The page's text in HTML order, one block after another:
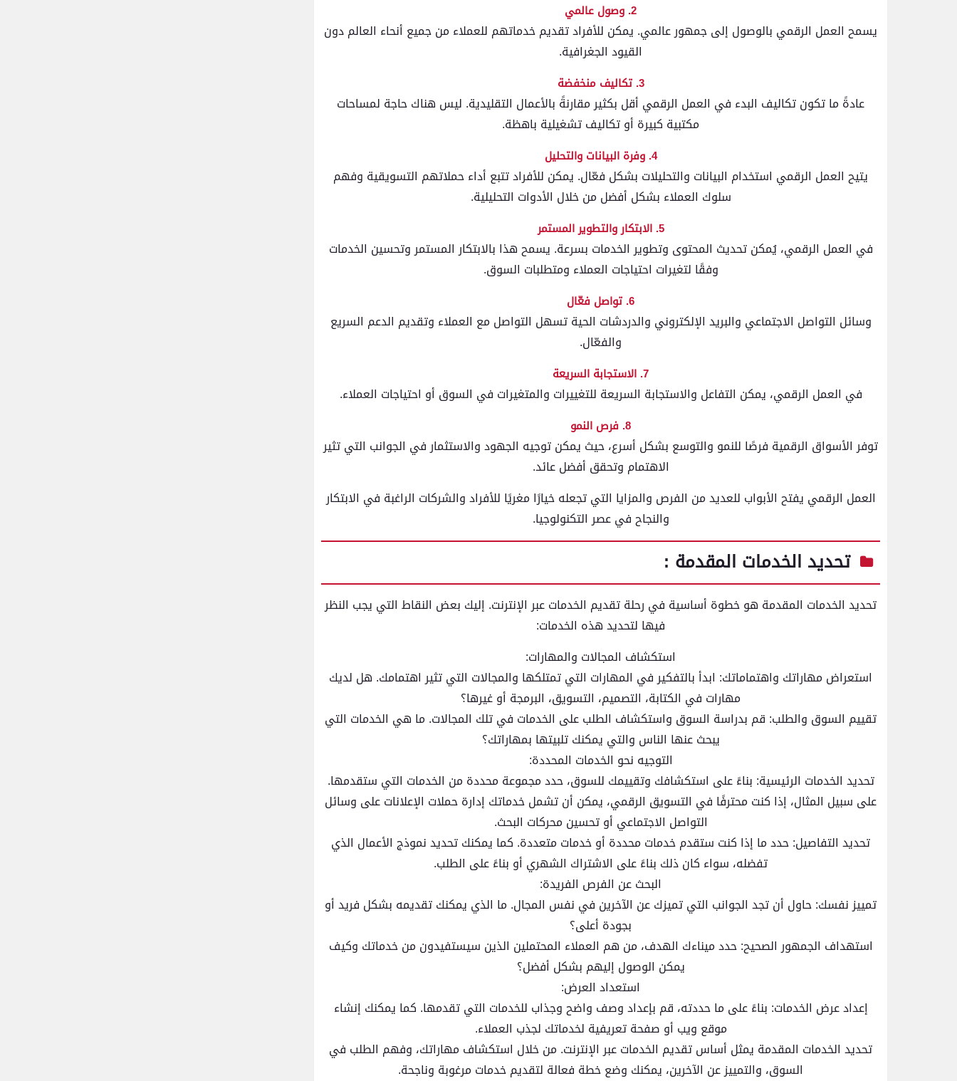
2. وصول عالمي
يسمح العمل الرقمي بالوصول إلى جمهور عالمي. يمكن للأفراد تقديم خدماتهم للعملاء من جميع أنحاء العالم دون
القيود الجغرافية.
3. تكاليف منخفضة
عادةً ما تكون تكاليف البدء في العمل الرقمي أقل بكثير مقارنةً بالأعمال التقليدية. ليس هناك حاجة لمساحات
مكتبية كبيرة أو تكاليف تشغيلية باهظة.
4. وفرة البيانات والتحليل
يتيح العمل الرقمي استخدام البيانات والتحليلات بشكل فعّال. يمكن للأفراد تتبع أداء حملاتهم التسويقية وفهم
سلوك العملاء بشكل أفضل من خلال الأدوات التحليلية.
5. الابتكار والتطوير المستمر
في العمل الرقمي، يُمكن تحديث المحتوى وتطوير الخدمات بسرعة. يسمح هذا بالابتكار المستمر وتحسين الخدمات
وفقًا لتغيرات احتياجات العملاء ومتطلبات السوق.
6. تواصل فعّال
وسائل التواصل الاجتماعي والبريد الإلكتروني والدردشات الحية تسهل التواصل مع العملاء وتقديم الدعم السريع
والفعّال.
7. الاستجابة السريعة
في العمل الرقمي، يمكن التفاعل والاستجابة السريعة للتغييرات والمتغيرات في السوق أو احتياجات العملاء.
8. فرص النمو
توفر الأسواق الرقمية فرصًا للنمو والتوسع بشكل أسرع، حيث يمكن توجيه الجهود والاستثمار في الجوانب التي تثير
الاهتمام وتحقق أفضل عائد.
العمل الرقمي يفتح الأبواب للعديد من الفرص والمزايا التي تجعله خيارًا مغريًا للأفراد والشركات الراغبة في الابتكار
والنجاح في عصر التكنولوجيا.
تحديد الخدمات المقدمة :
تحديد الخدمات المقدمة هو خطوة أساسية في رحلة تقديم الخدمات عبر الإنترنت. إليك بعض النقاط التي يجب النظر
فيها لتحديد هذه الخدمات:
استكشاف المجالات والمهارات:
استعراض مهاراتك واهتماماتك: ابدأ بالتفكير في المهارات التي تمتلكها والمجالات التي تثير اهتمامك. هل لديك
مهارات في الكتابة، التصميم، التسويق، البرمجة أو غيرها؟
تقييم السوق والطلب: قم بدراسة السوق واستكشاف الطلب على الخدمات في تلك المجالات. ما هي الخدمات التي
يبحث عنها الناس والتي يمكنك تلبيتها بمهاراتك؟
التوجيه نحو الخدمات المحددة:
تحديد الخدمات الرئيسية: بناءً على استكشافك وتقييمك للسوق، حدد مجموعة محددة من الخدمات التي ستقدمها.
على سبيل المثال، إذا كنت محترفًا في التسويق الرقمي، يمكن أن تشمل خدماتك إدارة حملات الإعلانات على وسائل
التواصل الاجتماعي أو تحسين محركات البحث.
تحديد التفاصيل: حدد ما إذا كنت ستقدم خدمات محددة أو خدمات متعددة. كما يمكنك تحديد نموذج الأعمال الذي
تفضله، سواء كان ذلك بناءً على الاشتراك الشهري أو بناءً على الطلب.
البحث عن الفرص الفريدة:
تمييز نفسك: حاول أن تجد الجوانب التي تميزك عن الآخرين في نفس المجال. ما الذي يمكنك تقديمه بشكل فريد أو
بجودة أعلى؟
استهداف الجمهور الصحيح: حدد ميناءك الهدف، من هم العملاء المحتملين الذين سيستفيدون من خدماتك وكيف
يمكن الوصول إليهم بشكل أفضل؟
استعداد العرض:
إعداد عرض الخدمات: بناءً على ما حددته، قم بإعداد وصف واضح وجذاب للخدمات التي تقدمها. كما يمكنك إنشاء
موقع ويب أو صفحة تعريفية لخدماتك لجذب العملاء.
تحديد الخدمات المقدمة يمثل أساس تقديم الخدمات عبر الإنترنت. من خلال استكشاف مهاراتك، وفهم الطلب في
السوق، والتمييز عن الآخرين، يمكنك وضع خطة فعالة لتقديم خدمات مرغوبة وناجحة.